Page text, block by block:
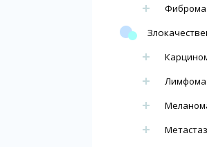
Фиброма
Лимфома